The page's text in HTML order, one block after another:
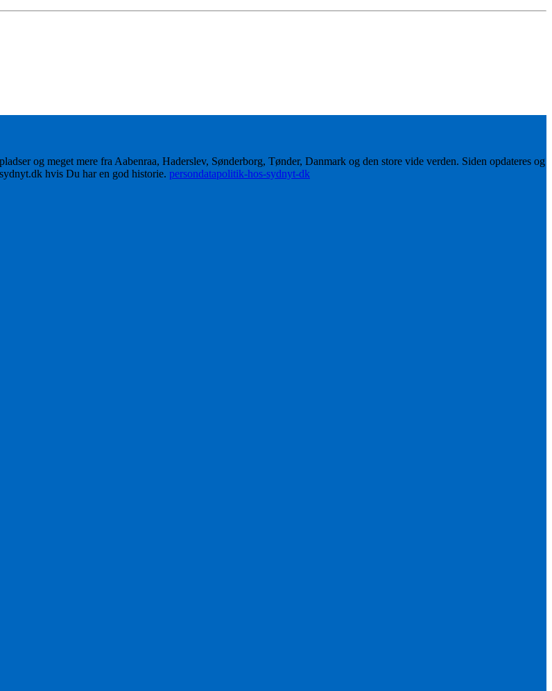
og meget mere fra Aabenraa, Haderslev, Sønderborg, Tønder, Danmark og den store vide verden. Siden opdateres og
hvis Du har en god historie. persondatapolitik-hos-sydnyt-dk